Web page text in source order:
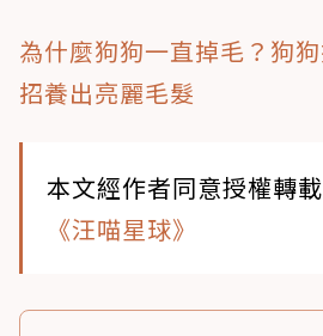
為什麼狗狗一直掉毛？狗
招養出亮麗毛髮
本文經作者同意授權轉
《汪喵星球》